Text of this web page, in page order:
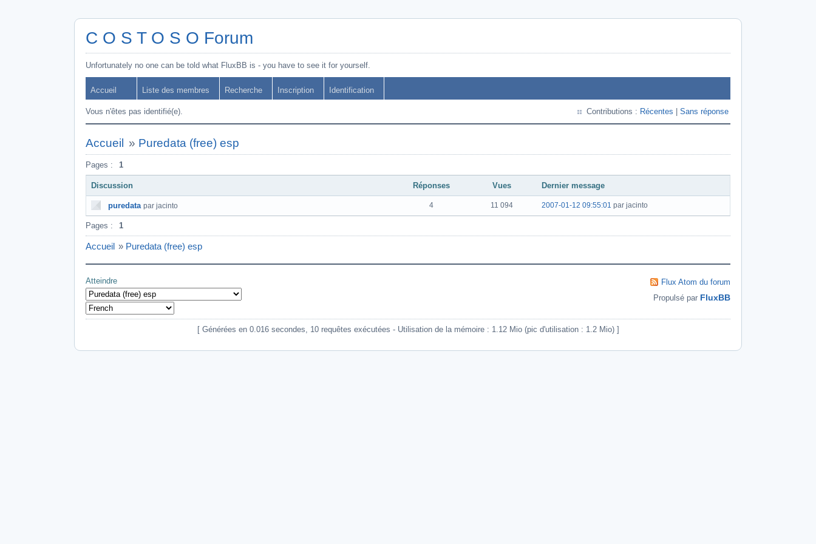
C O S T O S O Forum
Unfortunately no one can be told what FluxBB is - you have to see it for yourself.
Accueil Liste des membres Recherche Inscription Identification
Vous n'êtes pas identifié(e). Contributions : Récentes Sans réponse
Accueil » Puredata (free) esp
Pages : 1
Discussion Réponses Vues Dernier message
puredata par jacinto 4 11 094 2007-01-12 09:55:01 par jacinto
Pages : 1
Accueil » Puredata (free) esp
Atteindre
Flux Atom du forum
Propulsé par FluxBB
[ Générées en 0.016 secondes, 10 requêtes exécutées - Utilisation de la mémoire : 1.12 Mio (pic d'utilisation : 1.2 Mio) ]